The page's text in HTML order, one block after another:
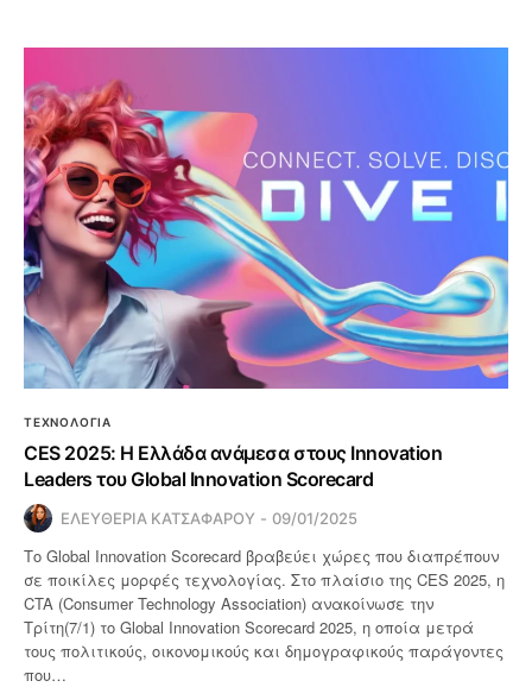
ΤΕΧΝΟΛΟΓΙΑ
CES 2025: Η Ελλάδα ανάμεσα στους Innovation
Leaders του Global Innovation Scorecard
ΕΛΕΥΘΕΡΙΑ ΚΑΤΣΑΦΑΡΟΥ 09/01/2025
Το Global Innovation Scorecard βραβεύει χώρες που διαπρέπουν
σε ποικίλες μορφές τεχνολογίας. Στο πλαίσιο της CES 2025, η
CTA (Consumer Technology Association) ανακοίνωσε την
Τρίτη(7/1) το Global Innovation Scorecard 2025, η οποία μετρά
τους πολιτικούς, οικονομικούς και δημογραφικούς παράγοντες
που…